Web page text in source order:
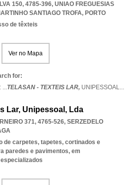
150, 4785-396, UNIAO FREGUESIAS
SANTIAGO TROFA, PORTO
de têxteis
Ver no Mapa
for:
...TELASAN - TEXTEIS LAR, UNIPESSOAL...
Lar, Unipessoal, Lda
371, 4765-526, SERZEDELO
de carpetes, tapetes, cortinados e
paredes e pavimentos, em